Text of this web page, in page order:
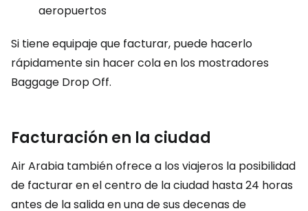
aeropuertos
Si tiene equipaje que facturar, puede hacerlo
rápidamente sin hacer cola en los mostradores
Baggage Drop Off.
Facturación en la ciudad
Air Arabia también ofrece a los viajeros la posibilidad
de facturar en el centro de la ciudad hasta 24 horas
antes de la salida en una de sus decenas de